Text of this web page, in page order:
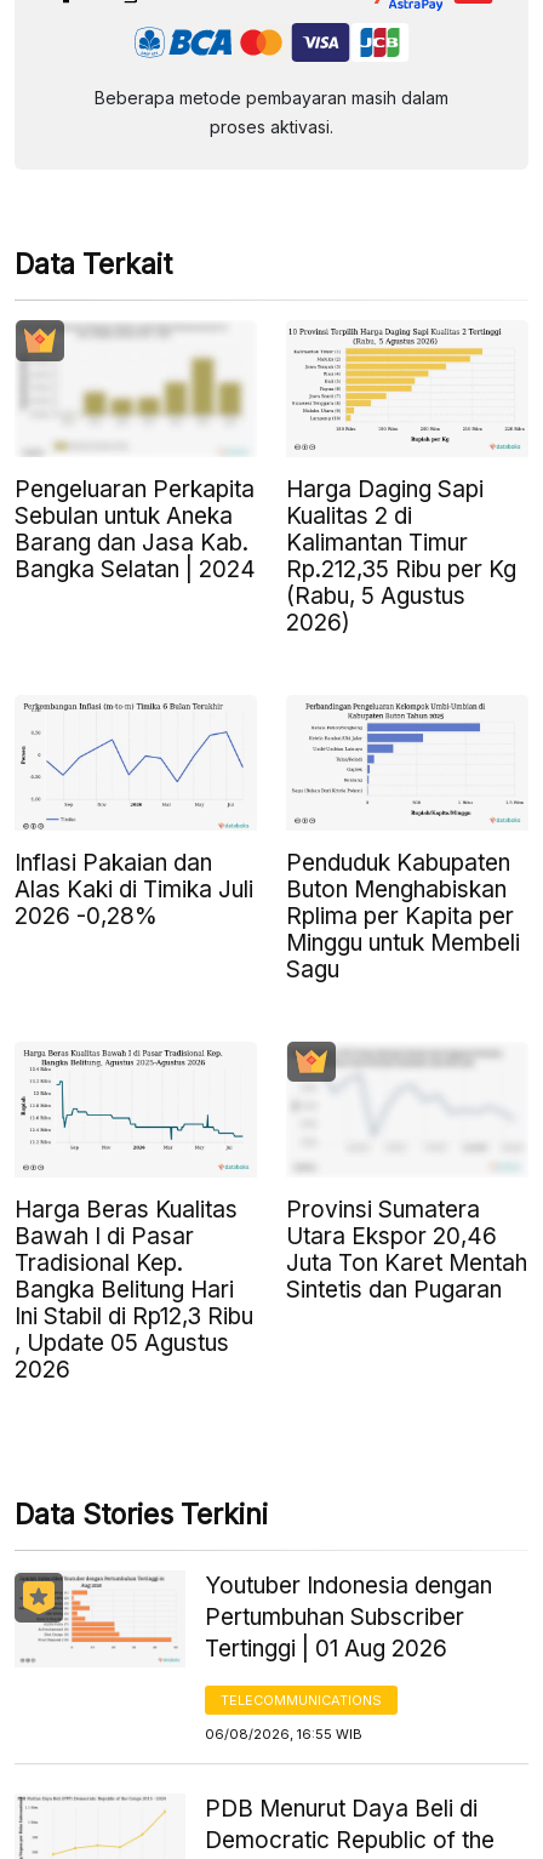
Beberapa metode pembayaran masih dalam
proses aktivasi.
Data Terkait
Pengeluaran Perkapita
Sebulan untuk Aneka
Barang dan Jasa Kab.
Bangka Selatan | 2024
Harga Daging Sapi
Kualitas 2 di
Kalimantan Timur
Rp.212,35 Ribu per Kg
(Rabu, 5 Agustus
2026)
Inflasi Pakaian dan
Alas Kaki di Timika Juli
2026 -0,28%
Penduduk Kabupaten
Buton Menghabiskan
Rplima per Kapita per
Minggu untuk Membeli
Sagu
Harga Beras Kualitas
Bawah I di Pasar
Tradisional Kep.
Bangka Belitung Hari
Ini Stabil di Rp12,3 Ribu
, Update 05 Agustus
2026
Provinsi Sumatera
Utara Ekspor 20,46
Juta Ton Karet Mentah
Sintetis dan Pugaran
Data Stories Terkini
Youtuber Indonesia dengan
Pertumbuhan Subscriber
Tertinggi | 01 Aug 2026
TELECOMMUNICATIONS
06/08/2026, 16:55 WIB
PDB Menurut Daya Beli di
Democratic Republic of the